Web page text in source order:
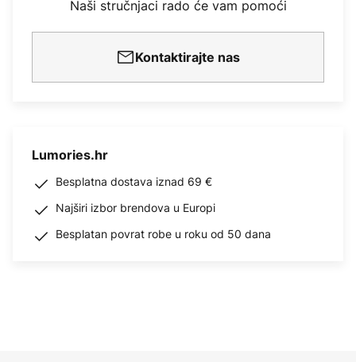
Naši stručnjaci rado će vam pomoći
Kontaktirajte nas
Lumories.hr
Besplatna dostava iznad 69 €
Najširi izbor brendova u Europi
Besplatan povrat robe u roku od 50 dana